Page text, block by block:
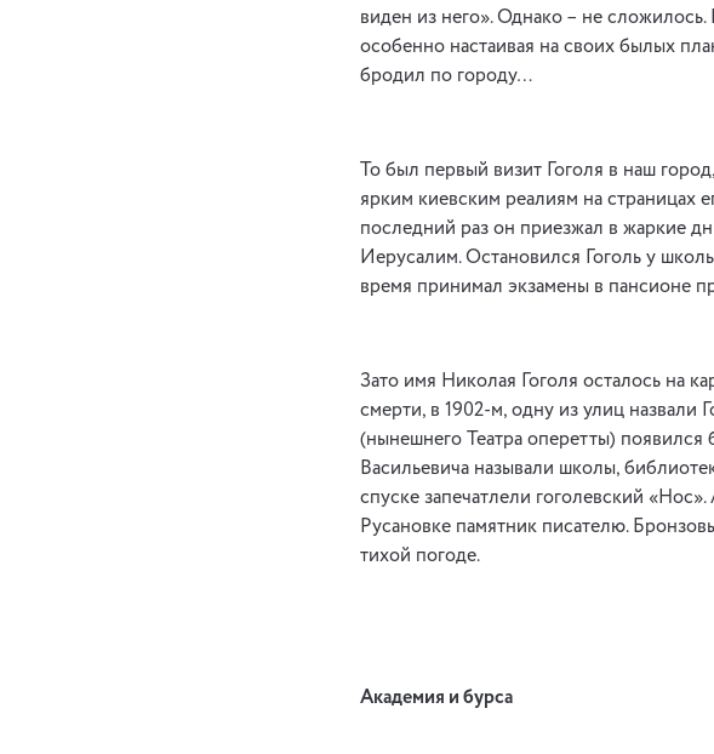
виден из него». Однако – не
особенно настаивая на своих былых
бродил по городу…
То был первый визит Гоголя в наш
ярким киевским реалиям на страницах
последний раз он приезжал в жаркие
Иерусалим. Остановился Гоголь у
время принимал экзамены в пансионе
Зато имя Николая Гоголя осталось на
смерти, в 1902-м, одну из улиц назвали
(нынешнего Театра оперетты) появился
Васильевича называли школы,
спуске запечатлели гоголевский
Русановке памятник писателю.
тихой погоде.
Академия и бурса